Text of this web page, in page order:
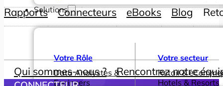
Solutions
Votre Rôle
Data Analystes &
Engineers
Votre secteur
Retail &
Hotels & Resorts
Rapports
Connecteurs eBooks Blog
Qui sommes-nous ? Rencontrez notre